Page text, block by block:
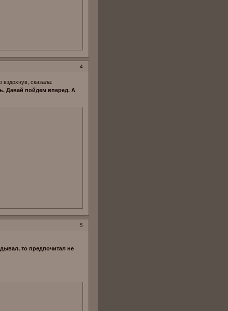
4
сказала:
Давай пойдем вперед. А
5
то предпочитал не